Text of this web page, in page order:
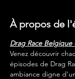
À propos de
Drag Race Belgique
Venez découvrir
épisodes de Drag
ambiance digne